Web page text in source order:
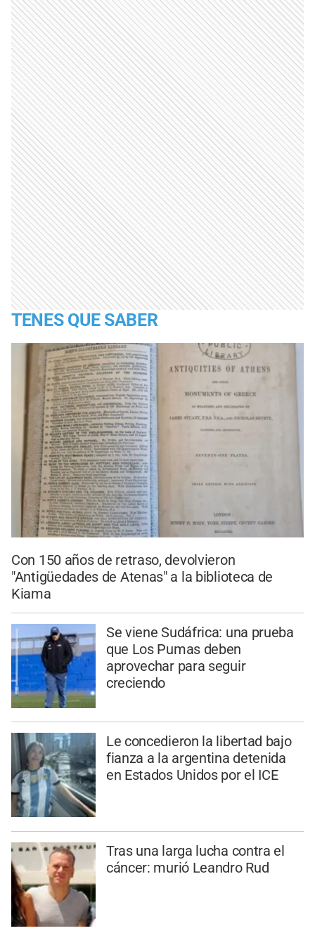
TENES QUE SABER
Con 150 años de retraso, devolvieron
"Antigüedades de Atenas" a la biblioteca de
Kiama
Se viene Sudáfrica: una prueba
que Los Pumas deben
aprovechar para seguir
creciendo
Le concedieron la libertad bajo
fianza a la argentina detenida
en Estados Unidos por el ICE
Tras una larga lucha contra el
cáncer: murió Leandro Rud